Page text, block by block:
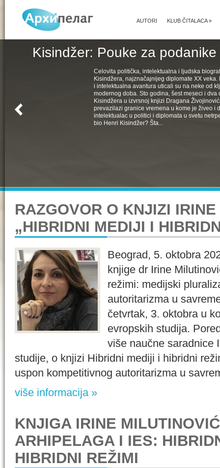
KLUB ČITALACA»
AUTORI
Kisindžer: Pouke za
Celovita politička, intelektualna i ljudska
Kisindžera, najznačajnijeg diplomate XX
i intelektualna avantura uticali su na neke od
modernog doba. Sto godina, šest meseci i dva
Kisindžera u izvrsnoj knjizi Dragana
prevazilazi granice vremena u kome je živeo i
intelektualac u politici i diplomata u svetu
bio Henri Kisindžer? Šta...
RAZGOVOR O KNJIZI
„HIBRIDNI MEDIJI I
Beograd, 5. oktobra
knjige dr Irine
režimi: medijski
autoritarizma u
četvrtak, 3. oktobra u
evropskih studija.
više naučne saradnice
studije, o knjizi Hibridni mediji i hibridni
uspon kompetitivnog autoritarizma u
više informacija »
KNJIGA IRINE
ARHIPELAGA I IES:
HIBRIDNI REŽIMI